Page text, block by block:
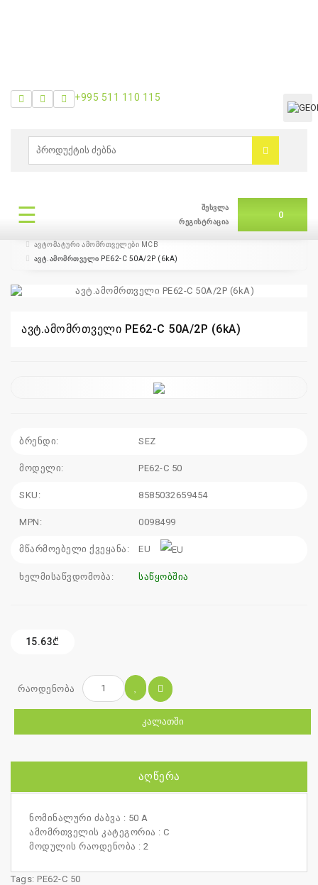
თვის
511
115
+995 511 110 115
☰
შესვლა
რეგისტრაცია
0
ავტომატური ამომრთველები MCB
ავტ.ამომრთველი PE62-C 50A/2P (6kA)
ავტ.ამომრთველი PE62-C 50A/2P (6kA)
ბრენდი: SEZ
მოდელი: PE62-C 50
SKU: 8585032659454
MPN: 0098499
მწარმოებელი ქვეყანა: EU
ხელმისაწვდომობა: საწყობშია
15.63₾
რაოდენობა
ᲙᲐᲚᲐᲗᲨᲘ
ᲐᲦᲬᲔᲠᲐ
ნომინალური ძაბვა : 50 A
ამომრთველის კატეგორია : C
მოდულის რაოდენობა : 2
Tags: PE62-C 50